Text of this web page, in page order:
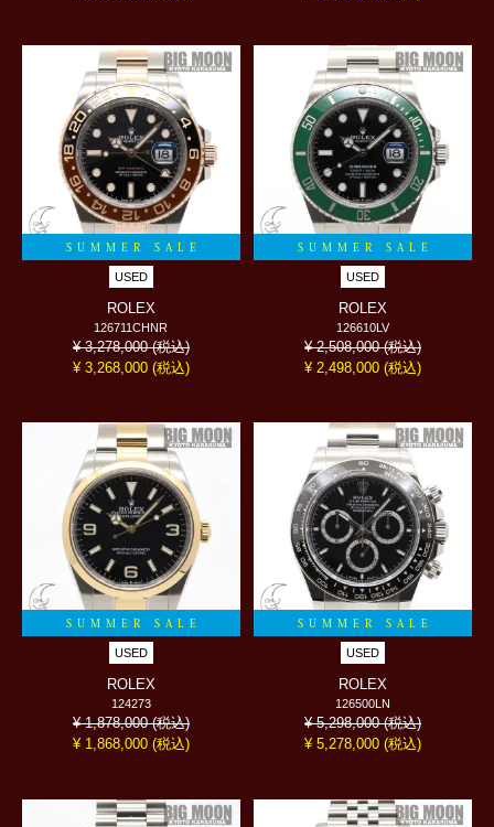
SUMMER SALE
USED
ROLEX
126711CHNR
¥ 3,278,000(税込)
¥ 3,268,000 (税込)
SUMMER SALE
USED
ROLEX
126610LV
¥ 2,508,000(税込)
¥ 2,498,000(税込)
SUMMER SALE
USED
ROLEX
124273
¥ 1,878,000(税込)
¥ 1,868,000 (税込)
SUMMER SALE
USED
ROLEX
126500LN
¥ 5,298,000(税込)
¥ 5,278,000(税込)